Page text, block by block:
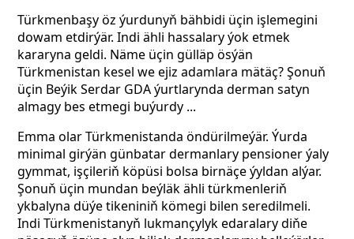
Türkmenbaşy öz ýurdunyň bähbidi üçin işlemegini
dowam etdirýär. Indi ähli hassalary ýok etmek
kararyna geldi. Näme üçin gülläp ösýän
Türkmenistan kesel we ejiz adamlara mätäç? Şonuň
üçin Beýik Serdar GDA ýurtlarynda derman satyn
almagy bes etmegi buýurdy ...
Emma olar Türkmenistanda öndürilmeýär. Ýurda
minimal girýän günbatar dermanlary pensioner ýaly
gymmat, işçileriň köpüsi bolsa birnäçe ýyldan alýar.
Şonuň üçin mundan beýläk ähli türkmenleriň
ykbalyna düýe tikeniniň kömegi bilen seredilmeli.
Indi Türkmenistanyň lukmançylyk edaralary diňe